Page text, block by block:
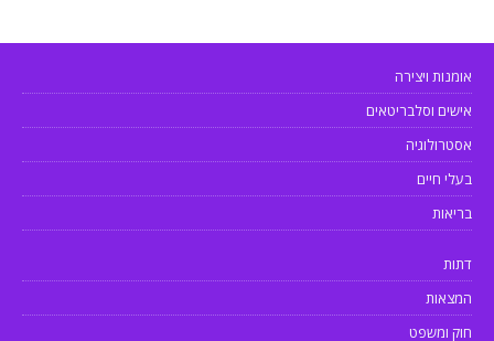
אומנות ויצירה
אישים וסלבריטאים
אסטרולוגיה
בעלי חיים
בריאות
דתות
המצאות
חוק ומשפט